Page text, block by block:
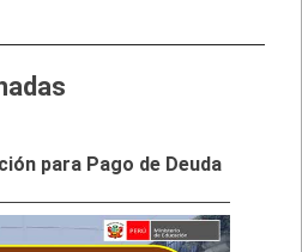
para Pago de Deuda